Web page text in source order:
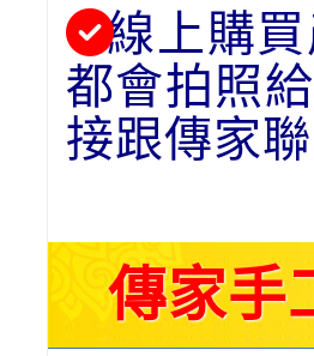
線上購買
都會拍照
接跟傳家
傳家手